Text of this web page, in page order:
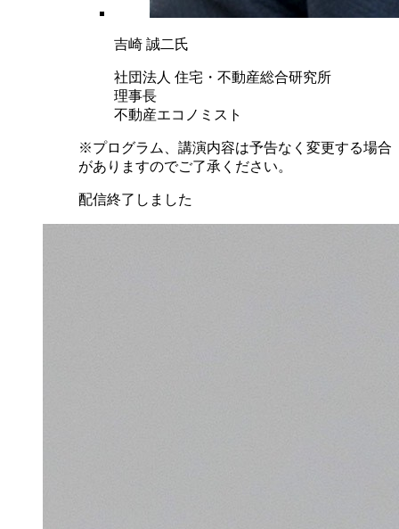
吉崎 誠二氏
社団法人 住宅・不動産総合研究所
理事長
不動産エコノミスト
※プログラム、講演内容は予告なく変更する場合
がありますのでご了承ください。
配信終了しました